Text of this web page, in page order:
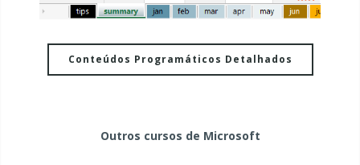
Conteúdos Programáticos Detalhados
Outros cursos de Microsoft